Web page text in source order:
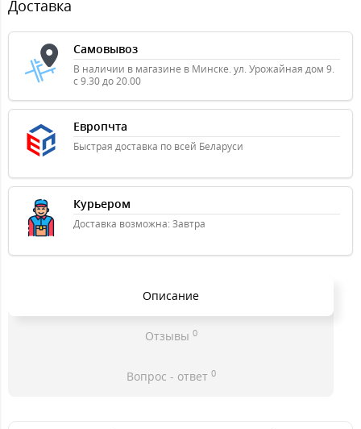
Доставка
Самовывоз
В наличии в магазине в Минске. ул. Урожайная дом 9.
с 9.30 до 20.00
Европчта
Быстрая доставка по всей Беларуси
Курьером
Доставка возможна: Завтра
Описание
Отзывы 0
Вопрос - ответ 0